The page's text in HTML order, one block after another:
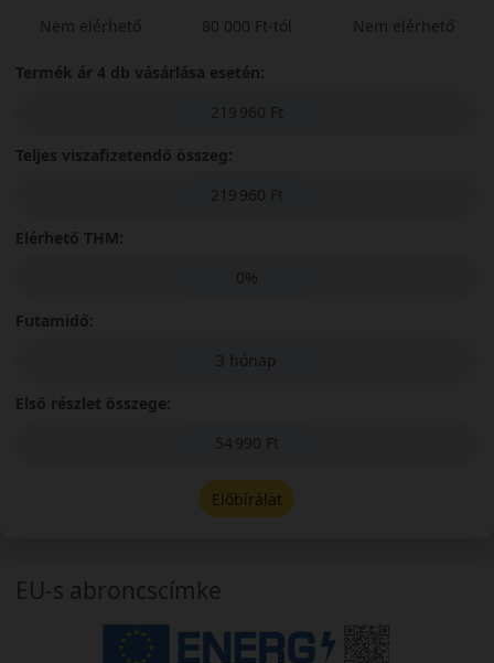
Nem elérhető
80 000 Ft-tól
Nem elérhető
Termék ár 4 db vásárlása esetén:
219 960 Ft
Teljes viszafizetendő összeg:
219 960 Ft
Elérhető THM:
0%
Futamidő:
3 hónap
Első részlet összege:
54 990 Ft
Előbírálat
EU-s abroncscímke